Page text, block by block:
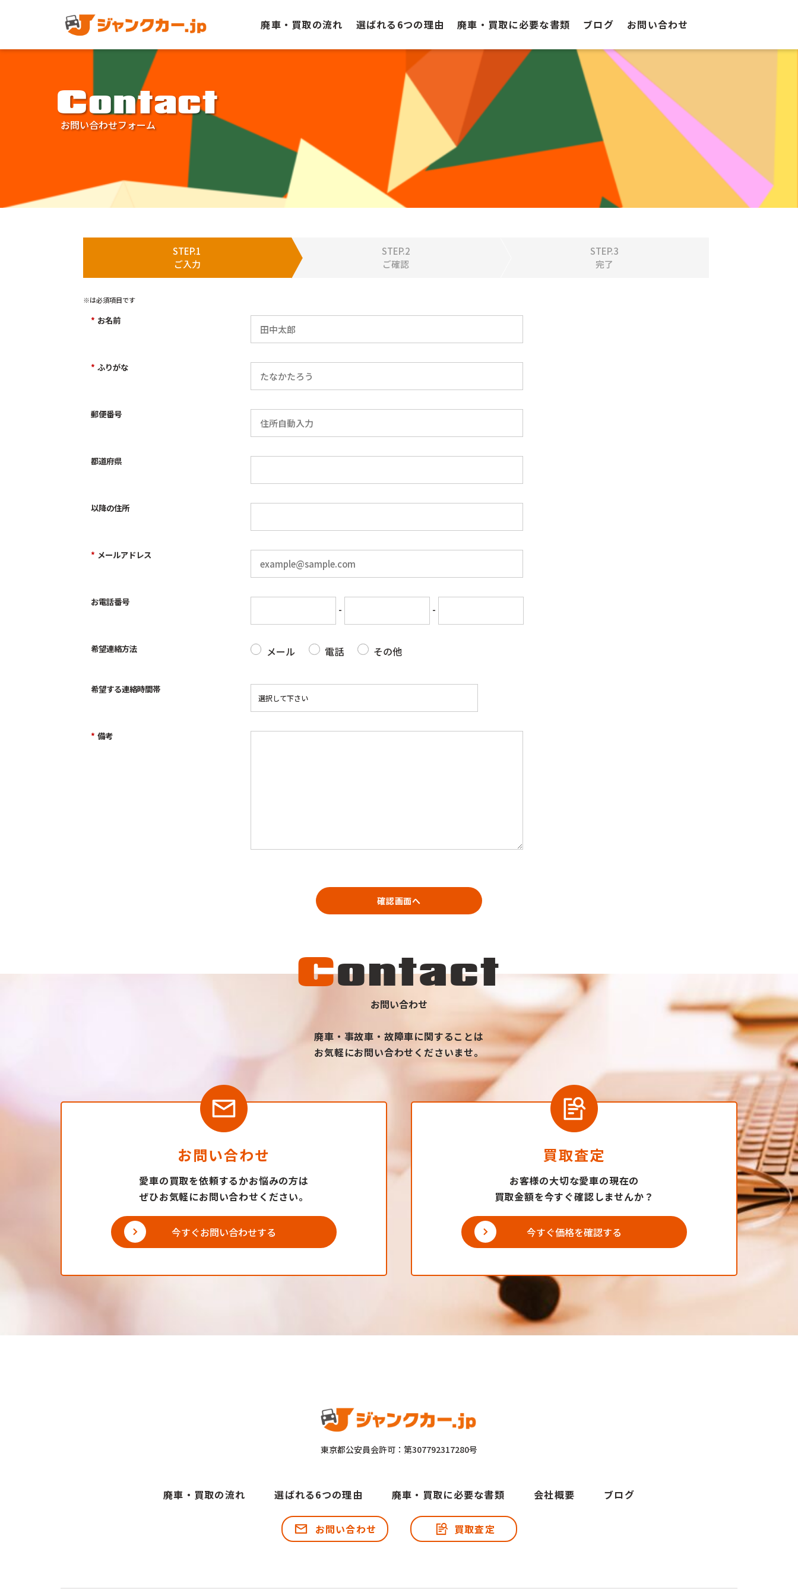
廃車・買取の流れ 選ばれる6つの理由 廃車・買取に必要な書類 ブログ お問い合わせ
Contact
お問い合わせフォーム
廃車・事故車の出張査定・買取のジャンクカー.jp お問い合わせフォーム
STEP.1
ご入力
STEP.2
ご確認
STEP.3
完了
※は必須項目です
* お名前
* ふりがな
郵便番号
都道府県
以降の住所
* メールアドレス
お電話番号
- -
希望連絡方法 メール 電話 その他
希望する連絡時間帯
* 備考
確認画面へ
Contact
お問い合わせ
廃車・事故車・故障車に関することは
お気軽にお問い合わせくださいませ。
お問い合わせ
愛車の買取を依頼するかお悩みの方は
ぜひお気軽にお問い合わせください。
今すぐお問い合わせする
買取査定
お客様の大切な愛車の現在の
買取金額を今すぐ確認しませんか？
今すぐ価格を確認する
東京都公安員会許可：第307792317280号
廃車・買取の流れ 選ばれる6つの理由 廃車・買取に必要な書類 会社概要 ブログ
お問い合わせ 買取査定